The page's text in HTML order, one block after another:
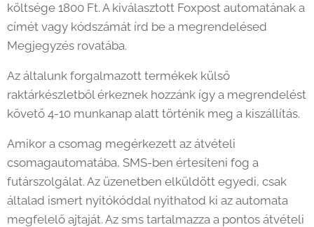
költsége 1800 Ft. A kiválasztott Foxpost automatának a
címét vagy kódszámát írd be a megrendelésed
Megjegyzés rovatába.
Az általunk forgalmazott termékek külső
raktárkészletből érkeznek hozzánk így a megrendelést
követő 4-10 munkanap alatt történik meg a kiszállítás.
Amikor a csomag megérkezett az átvételi
csomagautomatába, SMS-ben értesíteni fog a
futárszolgálat. Az üzenetben elküldött egyedi, csak
általad ismert nyitókóddal nyithatod ki az automata
megfelelő ajtaját. Az sms tartalmazza a pontos átvételi